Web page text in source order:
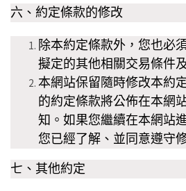
六、約定條款的修改
除本約定條款外，您也必
擬定的其他相關交易條件
本網站保留隨時修改本約
的約定條款將公佈在本網
知。如果您繼續在本網站
您已經了解、並同意遵守
七、其他約定